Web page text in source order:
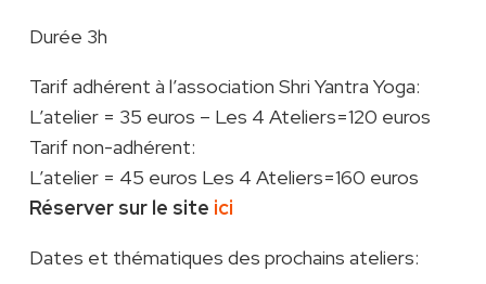
Durée 3h
Tarif adhérent à l’association Shri Yantra Yoga:
L’atelier = 35 euros – Les 4 Ateliers=120 euros
Tarif non-adhérent:
L’atelier = 45 euros Les 4 Ateliers=160 euros
Réserver sur le site ici
Dates et thématiques des prochains ateliers: